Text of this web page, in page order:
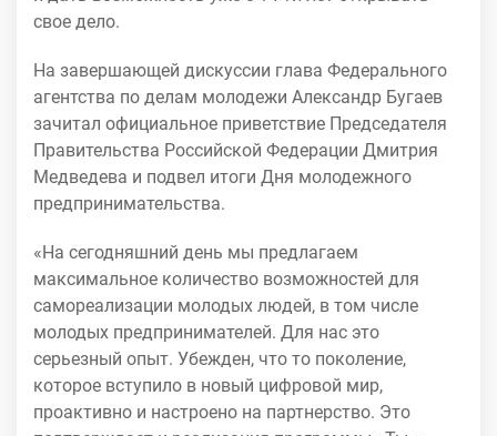
свое дело.
На завершающей дискуссии глава Федерального
агентства по делам молодежи Александр Бугаев
зачитал официальное приветствие Председателя
Правительства Российской Федерации Дмитрия
Медведева и подвел итоги Дня молодежного
предпринимательства.
«На сегодняшний день мы предлагаем
максимальное количество возможностей для
самореализации молодых людей, в том числе
молодых предпринимателей. Для нас это
серьезный опыт. Убежден, что то поколение,
которое вступило в новый цифровой мир,
проактивно и настроено на партнерство. Это